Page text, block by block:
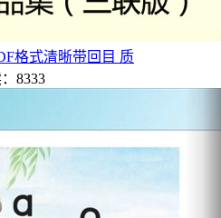
格式清晰带回目 质
8333